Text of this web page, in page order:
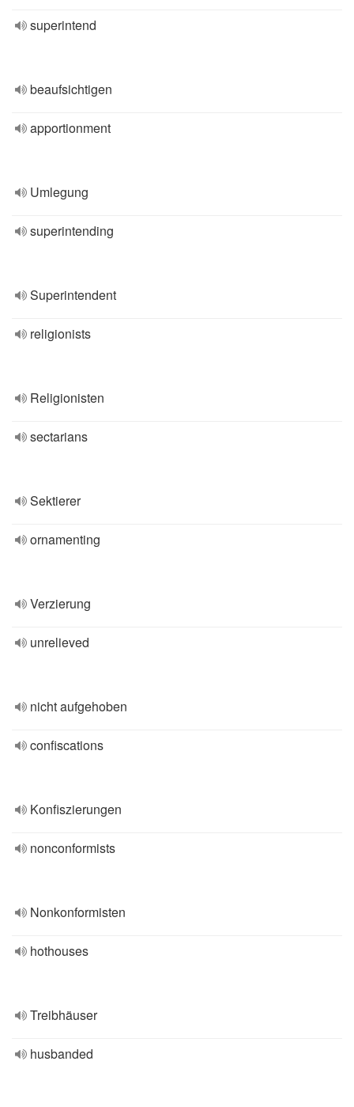
superintend
beaufsichtigen
apportionment
Umlegung
superintending
Superintendent
religionists
Religionisten
sectarians
Sektierer
ornamenting
Verzierung
unrelieved
nicht aufgehoben
confiscations
Konfiszierungen
nonconformists
Nonkonformisten
hothouses
Treibhäuser
husbanded